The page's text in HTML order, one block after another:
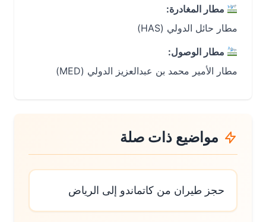
مطار المغادرة:
مطار حائل الدولي (HAS)
مطار الوصول:
مطار الأمير محمد بن عبدالعزيز الدولي (MED)
مواضيع ذات صلة
حجز طيران من كاتماندو إلى الرياض